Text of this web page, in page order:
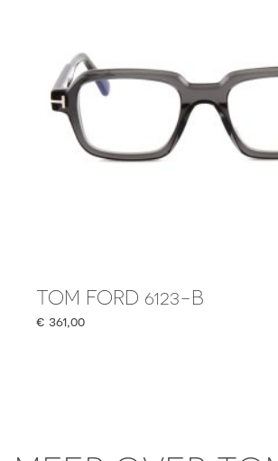
TOM FORD 6123-B
€ 361,00